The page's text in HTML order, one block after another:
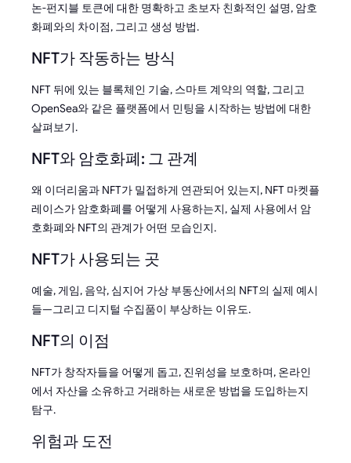
논-펀지블 토큰에 대한 명확하고 초보자 친화적인 설명, 암호
화폐와의 차이점, 그리고 생성 방법.
NFT가 작동하는 방식
NFT 뒤에 있는 블록체인 기술, 스마트 계약의 역할, 그리고
OpenSea와 같은 플랫폼에서 민팅을 시작하는 방법에 대한
살펴보기.
NFT와 암호화폐: 그 관계
왜 이더리움과 NFT가 밀접하게 연관되어 있는지, NFT 마켓플
레이스가 암호화폐를 어떻게 사용하는지, 실제 사용에서 암
호화폐와 NFT의 관계가 어떤 모습인지.
NFT가 사용되는 곳
예술, 게임, 음악, 심지어 가상 부동산에서의 NFT의 실제 예시
들—그리고 디지털 수집품이 부상하는 이유도.
NFT의 이점
NFT가 창작자들을 어떻게 돕고, 진위성을 보호하며, 온라인
에서 자산을 소유하고 거래하는 새로운 방법을 도입하는지
탐구.
위험과 도전